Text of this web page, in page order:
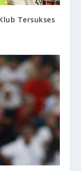
Tersukses